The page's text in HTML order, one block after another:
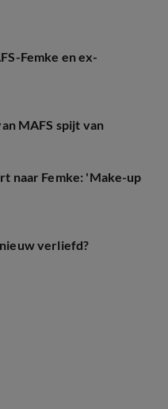
Femke en ex-
MAFS spijt van
naar Femke: 'Make-up
verliefd?